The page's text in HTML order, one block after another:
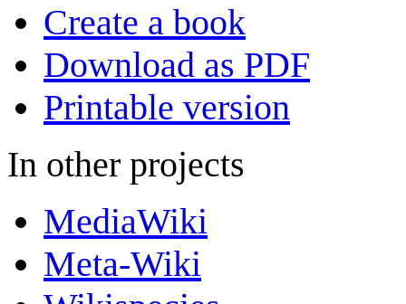
Create a book
Download as PDF
Printable version
In other projects
MediaWiki
Meta-Wiki